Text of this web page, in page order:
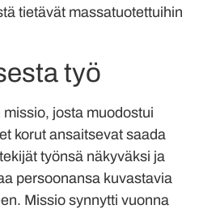
tietävät massatuotettuihin
työ
missio, josta muodostui
korut ansaitsevat saada
työnsä näkyväksi ja
persoonansa kuvastavia
Missio synnytti vuonna